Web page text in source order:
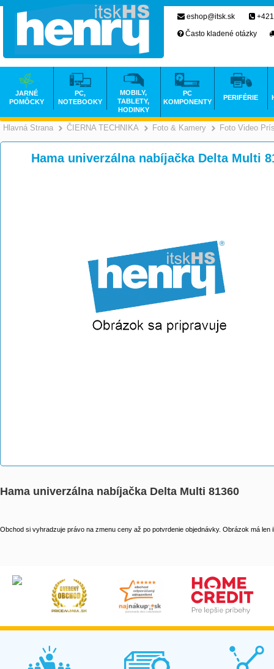
Hlavná Strana >
ČIERNA TECHNIKA >
Foto & Kamery Foto Video
Hama univerzálna nabíjačka Delta Multi
Hama univerzálna nabíjačka Delta Multi 81360
Obchod si vyhradzuje právo na zmenu ceny až po potvrdenie objednávky. Obrázok má len
eshop@itsk.sk
Často kladené otázky
JARNÉ
POMÔCKY
PC,
NOTEBOOKY
MOBILY,
TABLETY,
HODINKY
PC
KOMPONENTY
PERIFÉRIE